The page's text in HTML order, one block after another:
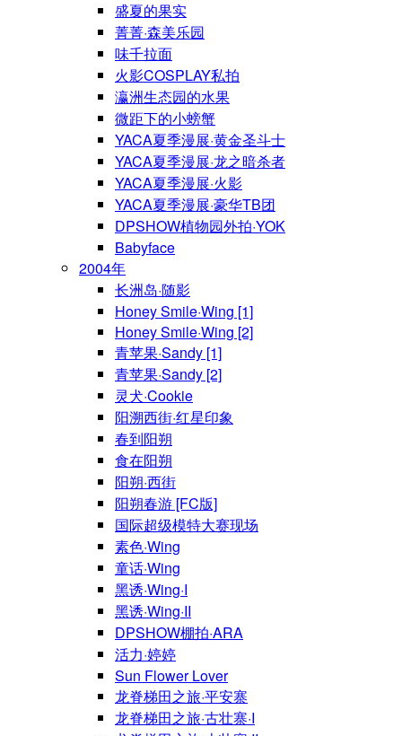
盛夏的果实
菁菁·森美乐园
味千拉面
火影COSPLAY私拍
瀛洲生态园的水果
微距下的小螃蟹
YACA夏季漫展·黄金圣斗士
YACA夏季漫展·龙之暗杀者
YACA夏季漫展·火影
YACA夏季漫展·豪华TB团
DPSHOW植物园外拍·YOK
Babyface
2004年
长洲岛·随影
Honey Smile·Wing [1]
Honey Smile·Wing [2]
青苹果·Sandy [1]
青苹果·Sandy [2]
灵犬·Cookie
阳溯西街·红星印象
春到阳朔
食在阳朔
阳朔·西街
阳朔春游 [FC版]
国际超级模特大赛现场
素色·Wing
童话·Wing
黑诱·Wing·I
黑诱·Wing·II
DPSHOW棚拍·ARA
活力·婷婷
Sun Flower Lover
龙脊梯田之旅·平安寨
龙脊梯田之旅·古壮寨·I